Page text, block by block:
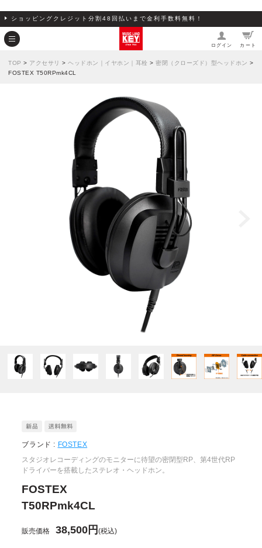
ショッピングクレジット分割48回払いまで金利手数料無料！
ログイン カート
TOP > アクセサリ > ヘッドホン｜イヤホン｜耳栓 > 密閉（クローズド）型ヘッドホン >
FOSTEX T50RPmk4CL
ブランド : FOSTEX
スタジオレコーディングのモニターに待望の密閉型RP、第4世代RP
ドライバーを搭載したステレオ・ヘッドホン。
FOSTEX
T50RPmk4CL
販売価格 38,500円(税込)